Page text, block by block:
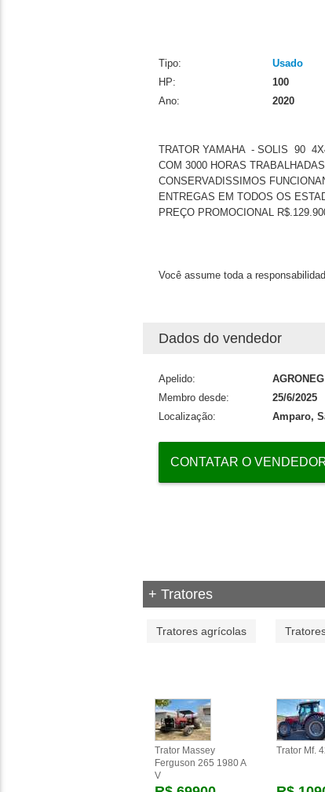
Tipo:
Usado
HP:
100
Ano:
2020
TRATOR YAMAHA - SOLIS 90
COM 3000 HORAS
CONSERVADISSIMOS
ENTREGAS EM TODOS OS
PREÇO PROMOCIONAL
Você assume toda a
Dados do vendedor
Apelido:
AGRONEG
Membro desde:
25/6/2025
Localização:
Amparo,
CONTATAR O
+ Tratores
Tratores agrícolas
Trator Massey
Ferguson 265 1980 A
V
Trator Mf.